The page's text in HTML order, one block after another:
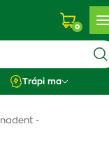
0
Trápi ma
-